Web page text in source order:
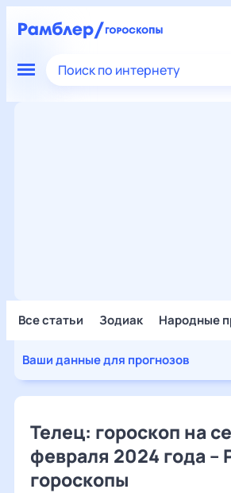
Поиск по интернету
Все статьи Зодиак Народные
Ваши данные для прогнозов
Телец: гороскоп на
февраля 2024 года –
гороскопы